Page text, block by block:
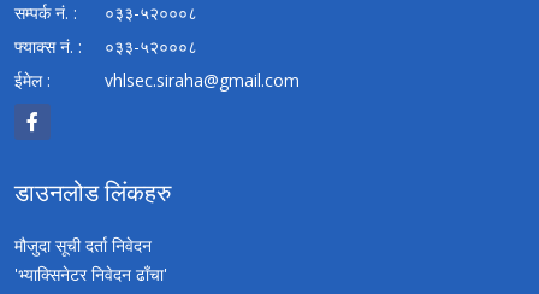
सम्पर्क नं. :
०३३-५२०००८
फ्याक्स नं. :
०३३-५२०००८
ईमेल :
vhlsec.siraha@gmail.com
डाउनलोड लिंकहरु
मौजुदा सूची दर्ता निवेदन
'भ्याक्सिनेटर निवेदन ढाँचा'